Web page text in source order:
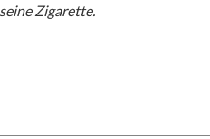
seine Zigarette.